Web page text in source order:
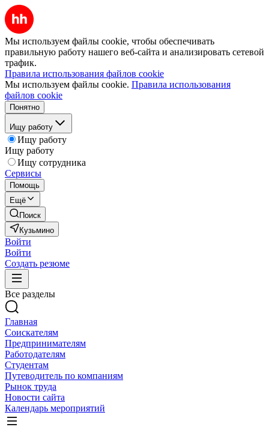
Мы используем файлы cookie, чтобы обеспечивать
правильную работу нашего веб-сайта и анализировать сетевой
трафик.
Правила использования файлов cookie
Мы используем файлы cookie. Правила использования
файлов cookie
Понятно
Ищу работу
Ищу работу
Ищу работу
Ищу сотрудника
Сервисы
Помощь
Ещё
Поиск
Кузьмино
Войти
Войти
Создать резюме
Все разделы
Главная
Соискателям
Предпринимателям
Работодателям
Студентам
Путеводитель по компаниям
Рынок труда
Новости сайта
Календарь мероприятий